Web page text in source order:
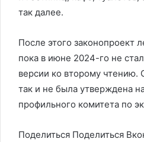
так далее.
После этого законопроект
пока в июне 2024-го не
версии ко второму чтению.
так и не была утверждена
профильного комитета по
Поделиться Поделиться